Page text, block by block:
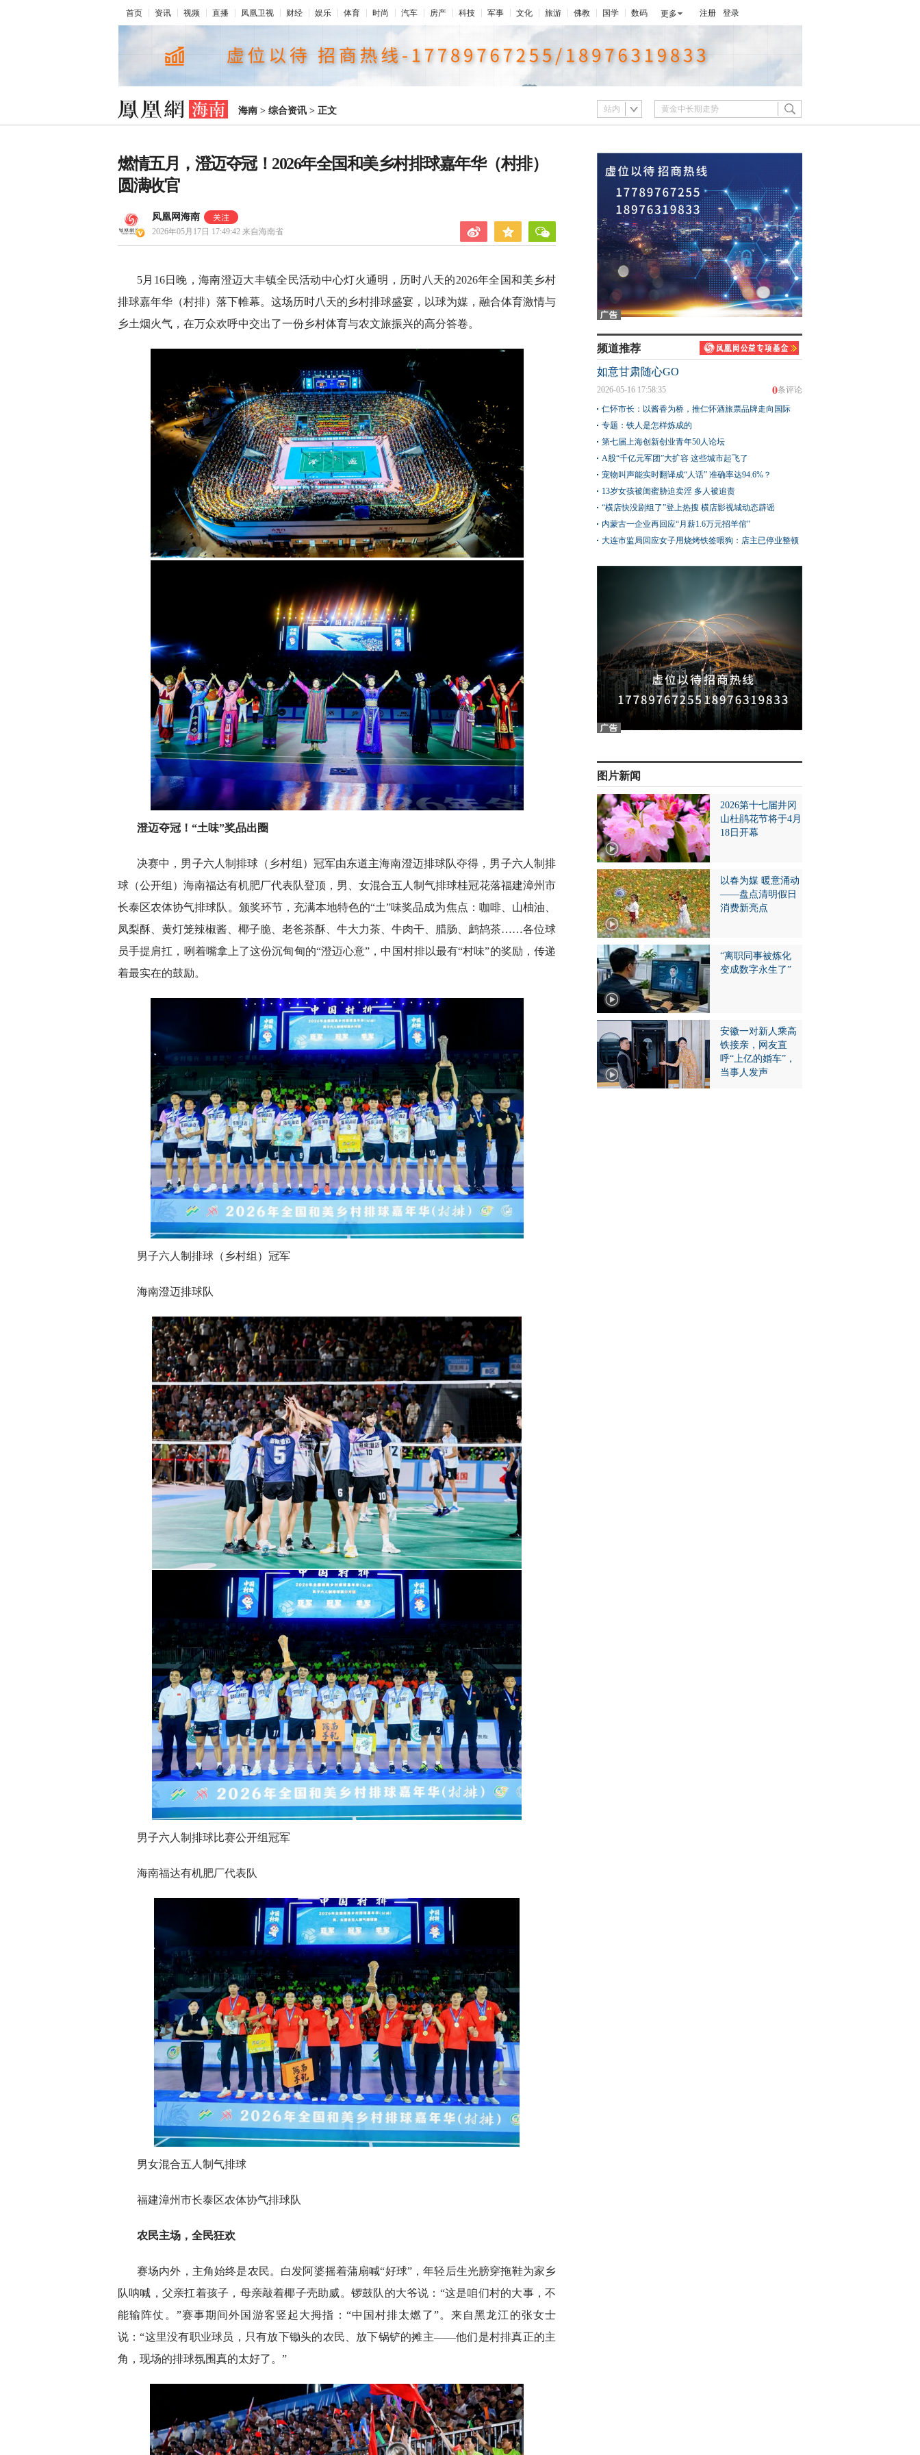
首页 资讯 视频 直播 凤凰卫视 财经 娱乐 体育 时尚 汽车 房产 科技 军事 文化 旅游 佛教 国学 数码 更多 注册 登录
海南 > 综合资讯 > 正文 站内
燃情五月，澄迈夺冠！2026年全国和美乡村排球嘉年华（村排）
圆满收官
凤凰网海南
2026年05月17日 17:49:42 来自海南省
5月16日晚，海南澄迈大丰镇全民活动中心灯火通明，历时八天的2026年全国和美乡村
排球嘉年华（村排）落下帷幕。这场历时八天的乡村排球盛宴，以球为媒，融合体育激情与
乡土烟火气，在万众欢呼中交出了一份乡村体育与农文旅振兴的高分答卷。
澄迈夺冠！“土味”奖品出圈
决赛中，男子六人制排球（乡村组）冠军由东道主海南澄迈排球队夺得，男子六人制排
球（公开组）海南福达有机肥厂代表队登顶，男、女混合五人制气排球桂冠花落福建漳州市
长泰区农体协气排球队。颁奖环节，充满本地特色的“土”味奖品成为焦点：咖啡、山柚油、
凤梨酥、黄灯笼辣椒酱、椰子脆、老爸茶酥、牛大力茶、牛肉干、腊肠、鹧鸪茶……各位球
员手提肩扛，咧着嘴拿上了这份沉甸甸的“澄迈心意”，中国村排以最有“村味”的奖励，传递
着最实在的鼓励。
男子六人制排球（乡村组）冠军
海南澄迈排球队
男子六人制排球比赛公开组冠军
海南福达有机肥厂代表队
男女混合五人制气排球
福建漳州市长泰区农体协气排球队
农民主场，全民狂欢
赛场内外，主角始终是农民。白发阿婆摇着蒲扇喊“好球”，年轻后生光膀穿拖鞋为家乡
队呐喊，父亲扛着孩子，母亲敲着椰子壳助威。锣鼓队的大爷说：“这是咱们村的大事，不
能输阵仗。”赛事期间外国游客竖起大拇指：“中国村排太燃了”。来自黑龙江的张女士
说：“这里没有职业球员，只有放下锄头的农民、放下锅铲的摊主——他们是村排真正的主
角，现场的排球氛围真的太好了。”
频道推荐
如意甘肃随心GO
0条评论
2026-05-16 17:58:35
仁怀市长：以酱香为桥，推仁怀酒旅票品牌走向国际
专题：铁人是怎样炼成的
第七届上海创新创业青年50人论坛
A股“千亿元军团”大扩容 这些城市起飞了
宠物叫声能实时翻译成“人话” 准确率达94.6%？
13岁女孩被闺蜜胁迫卖淫 多人被追责
“横店快没剧组了”登上热搜 横店影视城动态辟谣
内蒙古一企业再回应“月薪1.6万元招羊倌”
大连市监局回应女子用烧烤铁签喂狗：店主已停业整顿
图片新闻
2026第十七届井冈
山杜鹃花节将于4月
18日开幕
以春为媒 暖意涌动
——盘点清明假日
消费新亮点
“离职同事被炼化
变成数字永生了”
安徽一对新人乘高
铁接亲，网友直
呼“上亿的婚车”，
当事人发声